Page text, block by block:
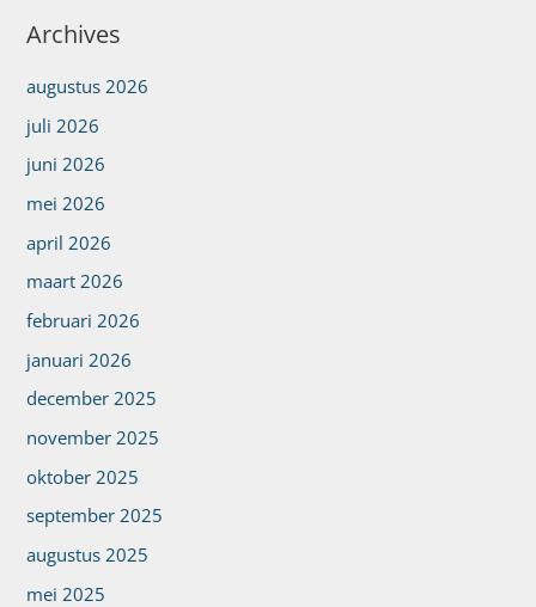
Archives
augustus 2026
juli 2026
juni 2026
mei 2026
april 2026
maart 2026
februari 2026
januari 2026
december 2025
november 2025
oktober 2025
september 2025
augustus 2025
mei 2025